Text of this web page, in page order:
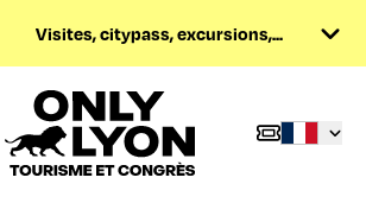
Visites, citypass, excursions,...